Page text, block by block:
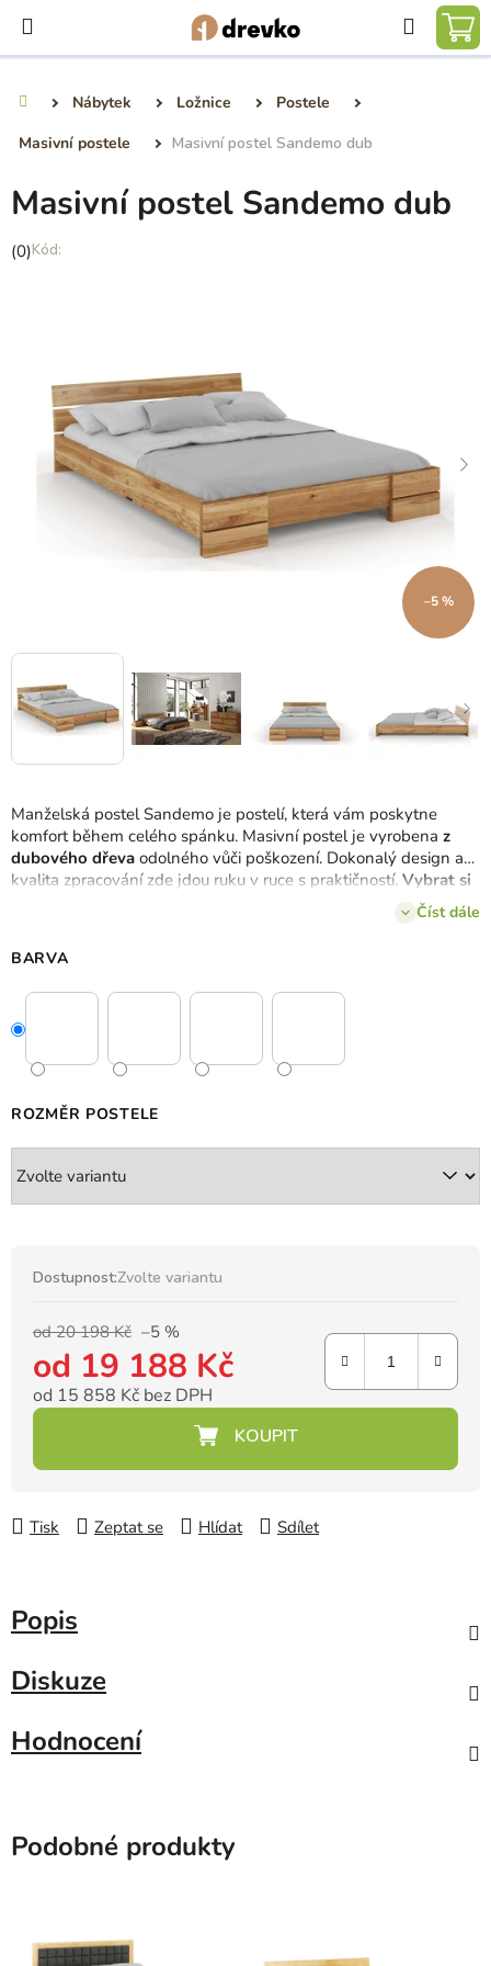
obsah
Hledat
Nábytek Ložnice
Postele
Masivní postele
Masivní postel Sandemo dub
Manželská postel Sandemo je postelí, která vám poskytne
komfort během celého spánku. Masivní postel je vyrobena z
dubového dřeva odolného vůči poškození. Dokonalý design a
kvalita zpracování zde jdou ruku v ruce s praktičností. Vybrat si
Číst dále
BARVA
ROZMĚR POSTELE
Dostupnost:Zvolte variantu
od 20 198 Kč –5 %
od 19 188 Kč
od 15 858 Kč bez DPH
Měrná cena:
Tisk Zeptat se Hlídat Sdílet
Masivní postel Sandemo dub
Průměrné
hvězdiček.
(0)
–5 %
Popis
Diskuze
Hodnocení
Podobné produkty